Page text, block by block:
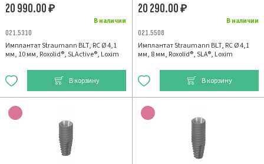
В наличии
20 990.00₽
021.5310
Имплантат Straumann BLT, RC Ø 4,1
мм, 10 мм, Roxolid®, SLActive®, Loxim
В корзину
В наличии
20 290.00₽
021.5508
Имплантат Straumann BLT, RC Ø 4,1
мм, 8 мм, Roxolid®, SLA®, Loxim
В корзину